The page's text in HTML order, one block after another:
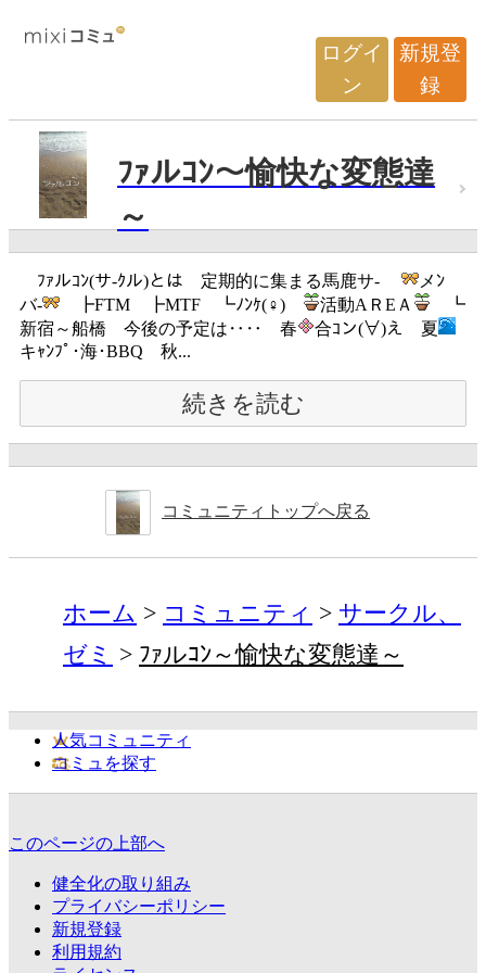
ログイ
ン
新規登
録
ﾌｧルｺﾝ～愉快な変態達
～
ﾌｧルｺﾝ(サ-ｸル)とは 定期的に集まる馬鹿サ-
メﾝ
バ-
┣FTM ┣MTF ┗ﾉﾝｹ(♀) 活動AＲEＡ
┗
新宿～船橋 今後の予定は‥‥ 春
合ｺン(∀)え 夏
キｬﾝﾌﾟ･海･BBQ 秋...
続きを読む
コミュニティトップへ戻る
ホーム コミュニティ
サークル、
ゼミ
ﾌｧルｺﾝ～愉快な変態達～
人気コミュニティ
コミュを探す
このページの上部へ
健全化の取り組み
プライバシーポリシー
新規登録
利用規約